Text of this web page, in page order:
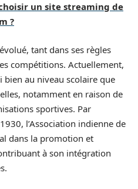
un site streaming de
?
tant dans ses règles
compétitions. Actuellement,
bien au niveau scolaire que
notamment en raison de
sportives. Par
l’Association indienne de
dans la promotion et
à son intégration